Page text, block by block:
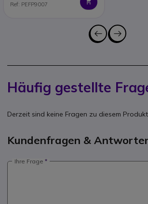
Ref: PEFP9007
Häufig gestellte
Derzeit sind keine Fragen zu diesem
Kundenfragen &
Ihre Frage